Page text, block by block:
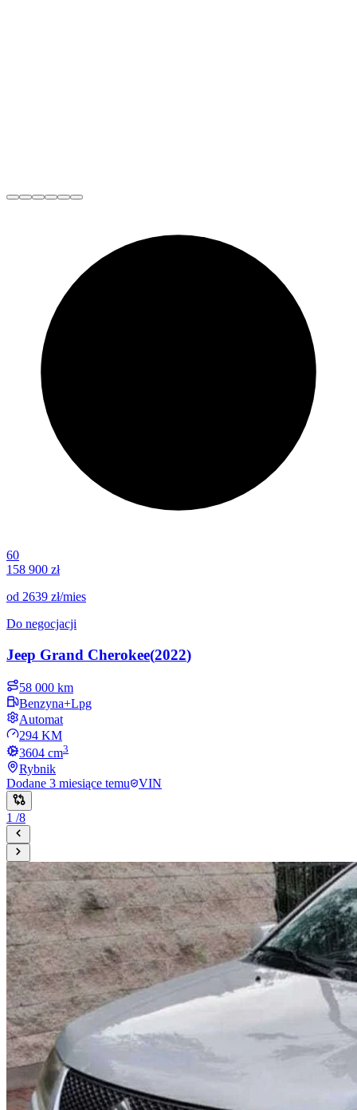
60
158 900 zł
od 2639 zł/mies
Do negocjacji
Jeep Grand Cherokee(2022)
58 000 km
Benzyna+Lpg
Automat
294 KM
3604 cm3
Rybnik
Dodane 3 miesiące temu VIN
1 /8